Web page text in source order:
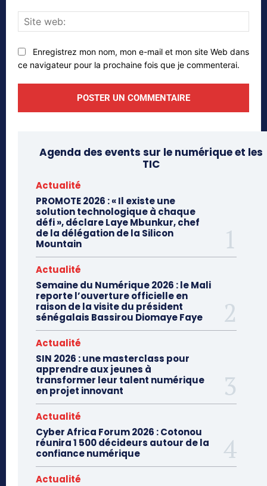
web:
Enregistrez mon nom, mon e-mail et mon site Web dans
ce navigateur pour la prochaine fois que je commenterai.
Agenda des events sur le numérique et les
TIC
Actualité
PROMOTE 2026 : « Il existe une
solution technologique à chaque
défi », déclare Laye Mbunkur, chef
de la délégation de la Silicon
Mountain
Actualité
Semaine du Numérique 2026 : le Mali
reporte l’ouverture officielle en
raison de la visite du président
sénégalais Bassirou Diomaye Faye
Actualité
SIN 2026 : une masterclass pour
apprendre aux jeunes à
transformer leur talent numérique
en projet innovant
Actualité
Cyber Africa Forum 2026 : Cotonou
réunira 1 500 décideurs autour de la
confiance numérique
Actualité